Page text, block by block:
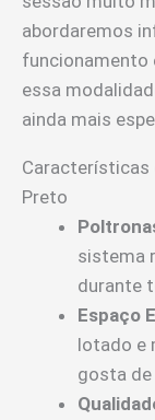
abordaremos
funcionamento
essa
ainda mais
Características
Preto
sistema
durante
Espaço
lotado e
gosta